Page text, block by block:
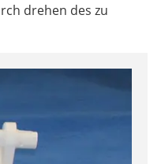
drehen des zu